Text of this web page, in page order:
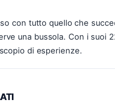
con tutto quello che
una bussola. Con i suoi
di esperienze.